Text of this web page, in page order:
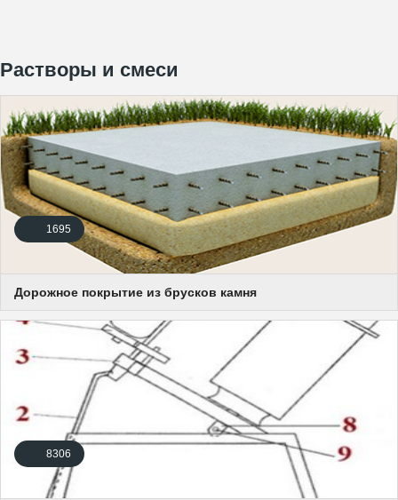
Растворы и смеси
1695
Дорожное покрытие из брусков камня
8306